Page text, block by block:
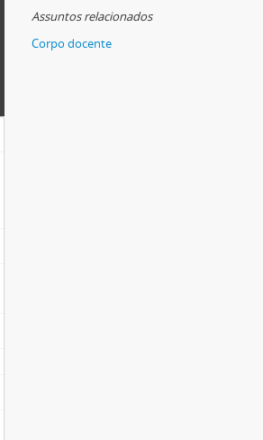
Assuntos relacionados
Corpo docente